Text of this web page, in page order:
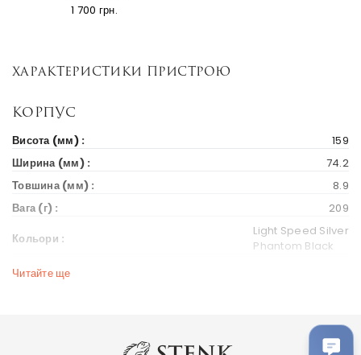
1 700 грн.
Характеристики пристрою
Корпус
Висота (мм) :
159
Ширина (мм) :
74.2
Товшина (мм) :
8.9
Вага (г) :
209
Кольори :
Light Speed Silver
Phantom Black
Дисплей
Super AMOLED, 90Hz, HDR10+
Читайте ще